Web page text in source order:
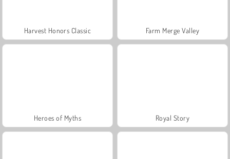
Harvest Honors Classic Farm Merge Valley
Heroes of Myths Royal Story